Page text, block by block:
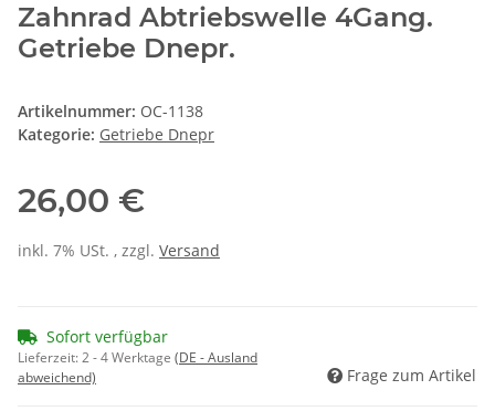
Zahnrad Abtriebswelle 4Gang.
Getriebe Dnepr.
Artikelnummer: OC-1138
Kategorie: Getriebe Dnepr
26,00 €
inkl. 7% USt. , zzgl. Versand
Sofort verfügbar
Lieferzeit:2 - 4 Werktage (DE - Ausland
abweichend)
Frage zum Artikel